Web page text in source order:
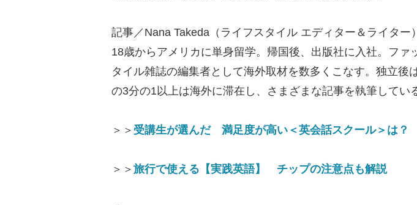
記事／Nana Takeda（ライフスタイル エディター＆ライター）
18歳からアメリカに単身留学。帰国後、出版社に入社。ファ
タイル雑誌の編集者として海外取材を数多くこなす。独立後
の3分の1以上は海外に滞在し、さまざまな記事を執筆してい
＞＞ 受講生が選んだ 満足度が高い＜英会話スクール＞は？
＞＞ 旅行で使える【実践英語】 チップの注意点も解説